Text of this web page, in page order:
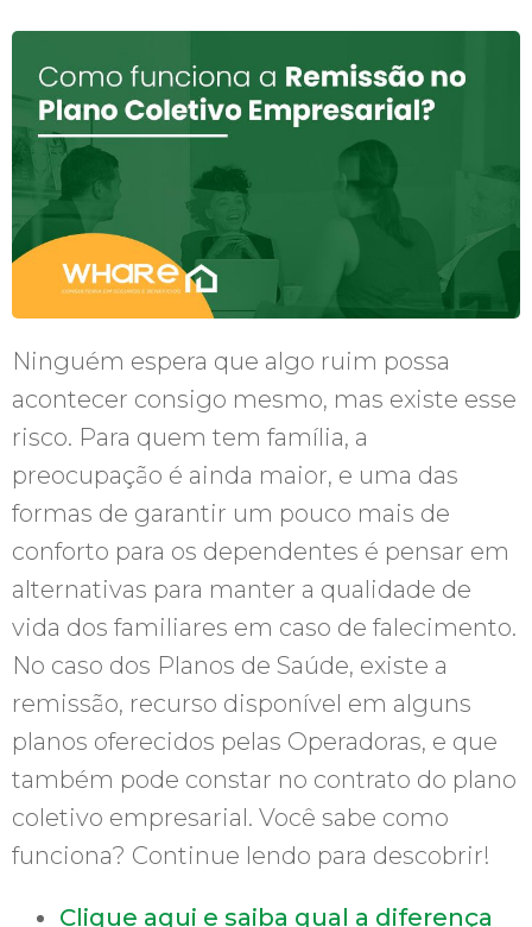
Ninguém espera que algo ruim possa
acontecer consigo mesmo, mas existe esse
risco. Para quem tem família, a
preocupação é ainda maior, e uma das
formas de garantir um pouco mais de
conforto para os dependentes é pensar em
alternativas para manter a qualidade de
vida dos familiares em caso de falecimento.
No caso dos Planos de Saúde, existe a
remissão, recurso disponível em alguns
planos oferecidos pelas Operadoras, e que
também pode constar no contrato do plano
coletivo empresarial. Você sabe como
funciona? Continue lendo para descobrir!
Clique aqui e saiba qual a diferença